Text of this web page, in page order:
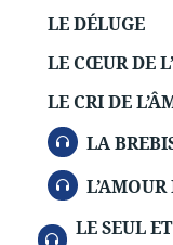
LE DÉLUGE
LE CŒUR DE
LE CRI DE
AUDIO
LA
AUDIO
L’AMOUR
AUDIO
LE SEUL